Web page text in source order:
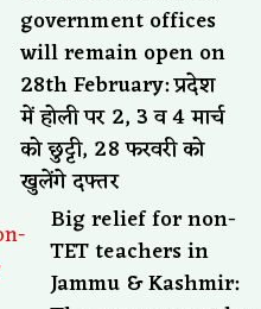
government offices
will remain open on
28th February: प्रदेश
में होली पर 2, 3 व 4 मार्च
को छुट्टी, 28 फरवरी को
खुलेंगे दफ्तर
Big relief for non-
TET teachers in
Jammu & Kashmir: